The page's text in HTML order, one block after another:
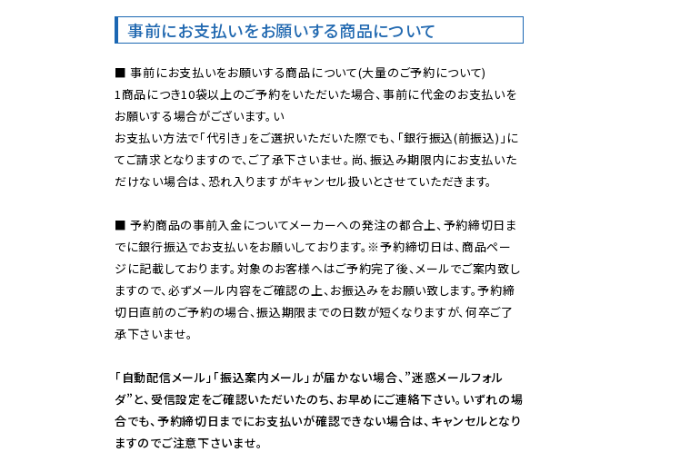
事前にお支払いをお願いする商品について
■ 事前にお支払いをお願いする商品について(大量のご予約について)
1商品につき10袋以上のご予約をいただいた場合、事前に代金のお支払いを
お願いする場合がございます。い
お支払い方法で「代引き」をご選択いただいた際でも、「銀行振込(前振込)」に
てご請求となりますので、ご了承下さいませ。尚、振込み期限内にお支払いた
だけない場合は、恐れ入りますがキャンセル扱いとさせていただきます。
■ 予約商品の事前入金についてメーカーへの発注の都合上、予約締切日ま
でに銀行振込でお支払いをお願いしております。※予約締切日は、商品ペー
ジに記載しております。対象のお客様へはご予約完了後、メールでご案内致し
ますので、必ずメール内容をご確認の上、お振込みをお願い致します。予約締
切日直前のご予約の場合、振込期限までの日数が短くなりますが、何卒ご了
承下さいませ。
「自動配信メール」「振込案内メール」が届かない場合、”迷惑メールフォル
ダ”と、受信設定をご確認いただいたのち、お早めにご連絡下さい。いずれの場
合でも、予約締切日までにお支払いが確認できない場合は、キャンセルとなり
ますのでご注意下さいませ。